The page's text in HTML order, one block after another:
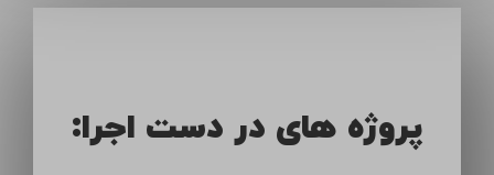
پروژه های در دست اجرا: